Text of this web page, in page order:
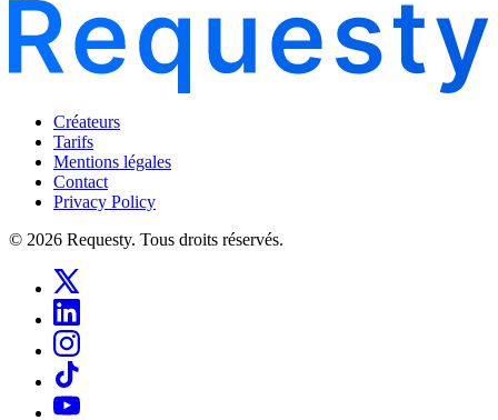
Créateurs
Tarifs
Mentions légales
Contact
Privacy Policy
© 2026 Requesty. Tous droits réservés.